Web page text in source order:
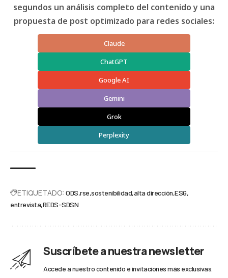
segundos un análisis completo del contenido y una
propuesta de post optimizado para redes sociales:
Claude
ChatGPT
Google AI
Gemini
Grok
Perplexity
ETIQUETADO: ODS rse sostenibilidad alta dirección ESG
entrevista REDS-SDSN
Suscríbete a nuestra newsletter
Accede a nuestro contenido e invitaciones más exclusivas.